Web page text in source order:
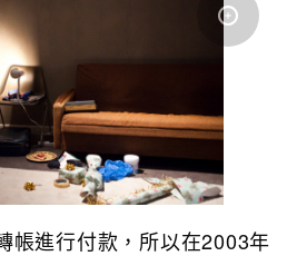
帳進行付款，所以在2003年